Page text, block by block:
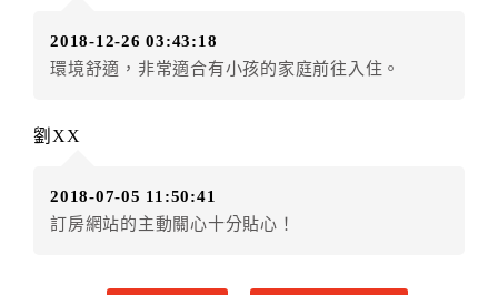
◎住房日4天前辦理者，訂單費用扣除總計70%為手續費
◎住房日2天前辦理者，訂單費用扣除總計80%為手續費
◎住房日當日辦理者，訂單費用扣除總計100%為手續費
之訂金將全額沒收。
2018-12-26 03:43:18
環境舒適，非常適合有小孩的家庭前往入住。
劉XX
2018-07-05 11:50:41
訂房網站的主動關心十分貼心！